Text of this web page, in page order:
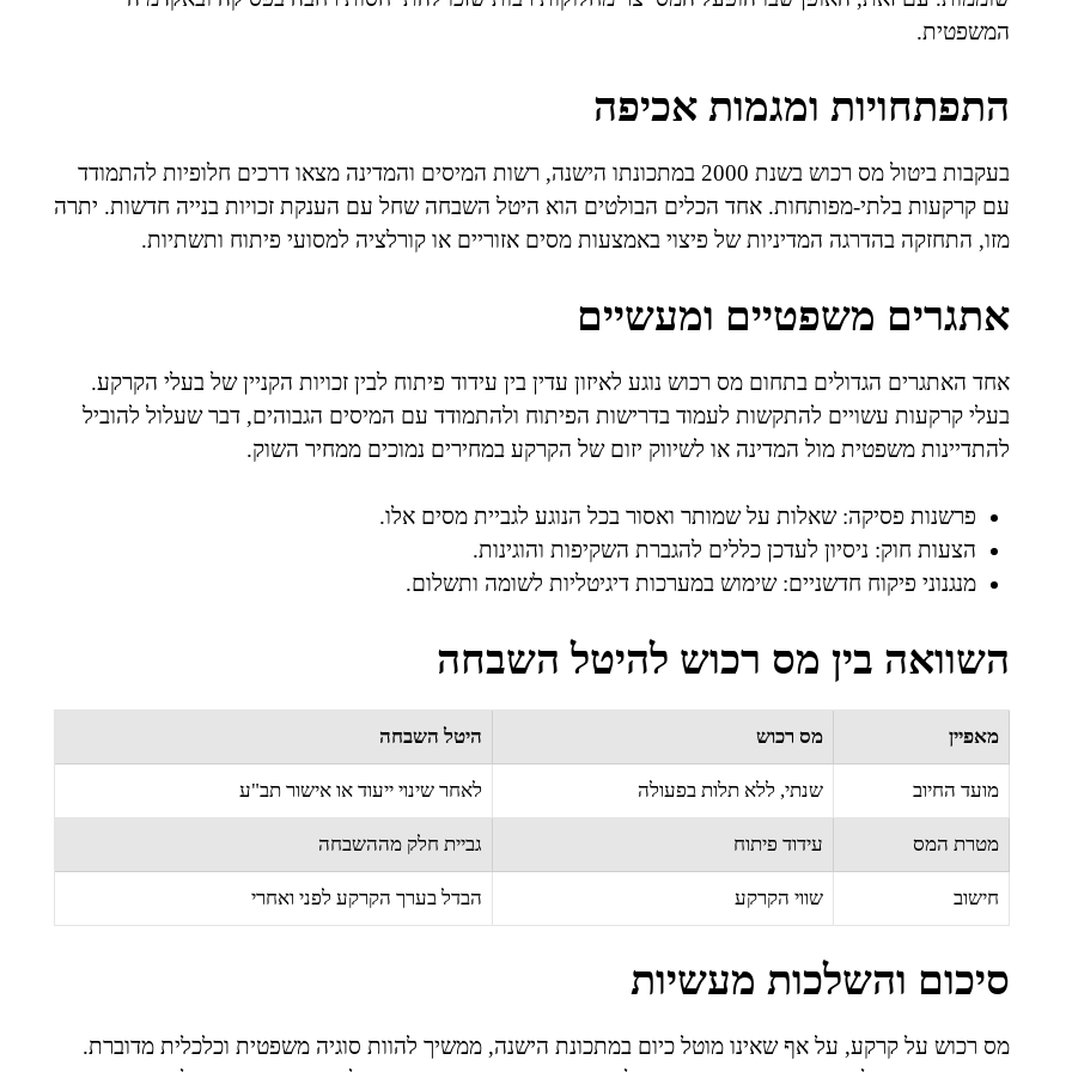
המשפטית.
התפתחויות ומגמות אכיפה
בעקבות ביטול מס רכוש בשנת 2000 במתכונתו הישנה, רשות המיסים והמדינה מצאו דרכים חלופיות להתמודד
עם קרקעות בלתי-מפותחות. אחד הכלים הבולטים הוא היטל השבחה שחל עם הענקת זכויות בנייה חדשות. יתרה
מזו, התחזקה בהדרגה המדיניות של פיצוי באמצעות מסים אזוריים או קורלציה למסועי פיתוח ותשתיות.
אתגרים משפטיים ומעשיים
אחד האתגרים הגדולים בתחום מס רכוש נוגע לאיזון עדין בין עידוד פיתוח לבין זכויות הקניין של בעלי הקרקע.
בעלי קרקעות עשויים להתקשות לעמוד בדרישות הפיתוח ולהתמודד עם המיסים הגבוהים, דבר שעלול להוביל
להתדיינות משפטית מול המדינה או לשיווק יזום של הקרקע במחירים נמוכים ממחיר השוק.
פרשנות פסיקה: שאלות על שמותר ואסור בכל הנוגע לגביית מסים אלו.
הצעות חוק: ניסיון לעדכן כללים להגברת השקיפות והוגינות.
מנגנוני פיקוח חדשניים: שימוש במערכות דיגיטליות לשומה ותשלום.
השוואה בין מס רכוש להיטל השבחה
מאפיין מס רכוש היטל השבחה
מועד החיוב שנתי, ללא תלות בפעולה לאחר שינוי ייעוד או אישור תב"ע
מטרת המס עידוד פיתוח גביית חלק מההשבחה
חישוב שווי הקרקע הבדל בערך הקרקע לפני ואחרי
סיכום והשלכות מעשיות
מס רכוש על קרקע, על אף שאינו מוטל כיום במתכונת הישנה, ממשיך להוות סוגיה משפטית וכלכלית מדוברת.